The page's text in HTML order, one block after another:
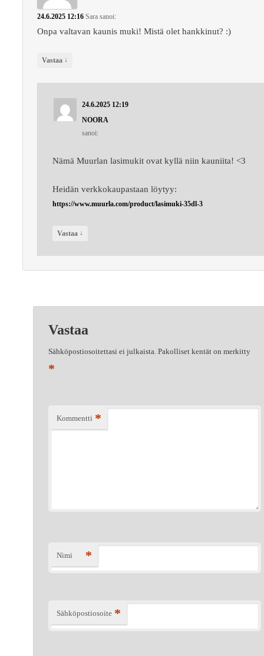
24.6.2025 12:16 Sara sanoi:
Onpa valtavan kaunis muki! Mistä olet hankkinut? :)
Vastaa ↓
24.6.2025 12:19
NOORA
sanoi:
Nämä Muurlan lasimukit ovat kyllä niin kauniita! <3
Heidän verkkokaupastaan löytyy:
https://www.muurla.com/product/lasimuki-35dl-3
Vastaa ↓
Vastaa
Sähköpostiosoitettasi ei julkaista. Pakolliset kentät on merkitty
*
Kommentti *
Nimi *
Sähköpostiosoite *